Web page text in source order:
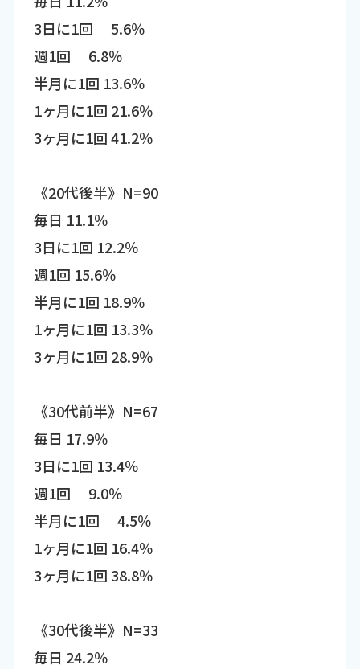
3日に1回 5.6％
週1回 6.8％
半月に1回 13.6％
1ヶ月に1回 21.6％
3ヶ月に1回 41.2％
《20代後半》N=90
毎日 11.1％
3日に1回 12.2％
週1回 15.6％
半月に1回 18.9％
1ヶ月に1回 13.3％
3ヶ月に1回 28.9％
《30代前半》N=67
毎日 17.9％
3日に1回 13.4％
週1回 9.0％
半月に1回 4.5％
1ヶ月に1回 16.4％
3ヶ月に1回 38.8％
《30代後半》N=33
毎日 24.2％